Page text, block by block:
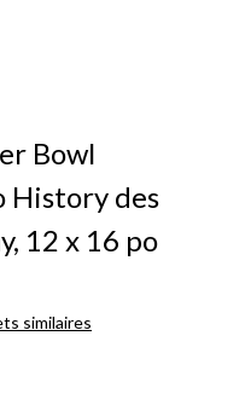
Bowl
History des
12 x 16 po
similaires